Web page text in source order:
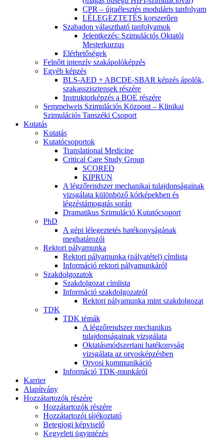
CPR – újraélesztés moduláris tanfolyam
LÉLEGEZTETÉS korszerűen
Szabadon választható tanfolyamok
Jelentkezés: Szimulációs Oktatói
Mesterkurzus
Elérhetőségek
Felnőtt intenzív szakápolóképzés
Egyéb képzés
BLS-AED + ABCDE-SBAR képzés ápolók,
szakasszisztensek részére
Instruktorképzés a BOE részére
Semmelweis Szimulációs Központ – Klinikai
Szimulációs Tanszéki Csoport
Kutatás
Kutatás
Kutatócsoportok
Translational Medicine
Critical Care Study Group
SCORED
KIPRUN
A légzőrendszer mechanikai tulajdonságainak
vizsgálata különböző kórképekben és
légzéstámogatás során
Dramatikus Szimuláció Kutatócsoport
PhD
A gépi lélegeztetés hatékonyságának
meghatározói
Rektori pályamunka
Rektori pályamunka (pályatétel) címlista
Információ rektori pályamunkáról
Szakdolgozatok
Szakdolgozat címlista
Információ szakdolgozatról
Rektori pályamunka mint szakdolgozat
TDK
TDK témák
A légzőrendszer mechanikus
tulajdonságainak vizsgálata
Oktatásmódszertani hatékonyság
vizsgálata az orvosképzésben
Orvosi kommunikáció
Információ TDK-munkáról
Karrier
Alapítvány
Hozzátartozók részére
Hozzátartozók részére
Hozzátartozói tájékoztató
Betegjogi képviselő
Kegyeleti ügyintézés